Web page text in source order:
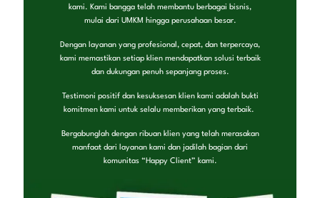
kami. Kami bangga telah membantu berbagai bisnis,
mulai dari UMKM hingga perusahaan besar.
Dengan layanan yang profesional, cepat, dan terpercaya,
kami memastikan setiap klien mendapatkan solusi terbaik
dan dukungan penuh sepanjang proses.
Testimoni positif dan kesuksesan klien kami adalah bukti
komitmen kami untuk selalu memberikan yang terbaik.
Bergabunglah dengan ribuan klien yang telah merasakan
manfaat dari layanan kami dan jadilah bagian dari
komunitas “Happy Client” kami.